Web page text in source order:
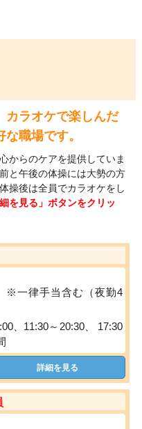
カラオケで楽しんだ
職場です。
からのケアを提供していま
と午後の体操には大勢の方
操後は全員でカラオケをし
を見る」ボタンをクリッ
※一律手当含む（夜勤4
、11:30～20:30、 17:30
詳細を見る